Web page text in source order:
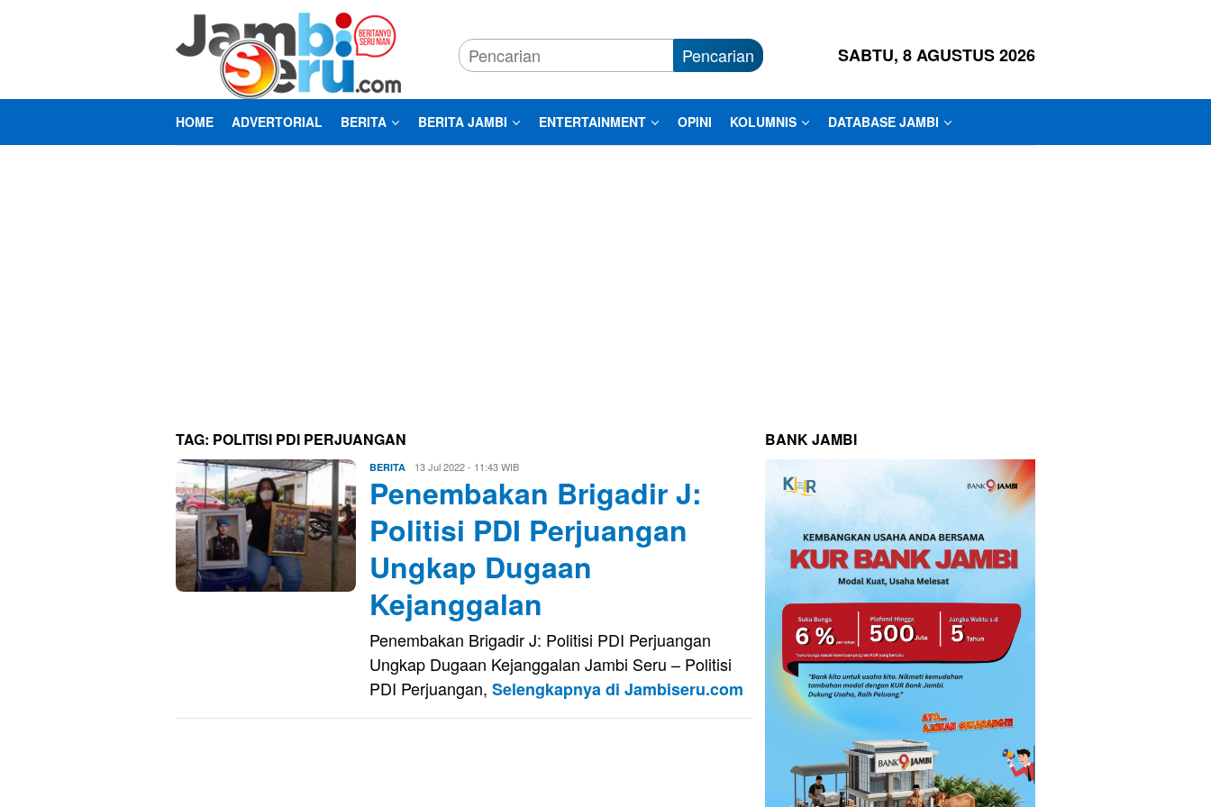
Pencarian SABTU, 8 AGUSTUS 2026
HOME ADVERTORIAL BERITA BERITA JAMBI ENTERTAINMENT OPINI KOLUMNIS DATABASE JAMBI
TAG: POLITISI PDI PERJUANGAN
BERITA Evo
13 Jul 2022 - 11:43 WIB
Penembakan Brigadir J:
Politisi PDI Perjuangan
Ungkap Dugaan
Kejanggalan
Penembakan Brigadir J: Politisi PDI Perjuangan
Ungkap Dugaan Kejanggalan Jambi Seru – Politisi
PDI Perjuangan, Selengkapnya di Jambiseru.com
BANK JAMBI